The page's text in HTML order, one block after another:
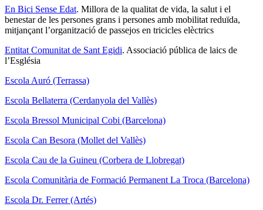
En Bici Sense Edat. Millora de la qualitat de vida, la salut i el
benestar de les persones grans i persones amb mobilitat reduïda,
mitjançant l’organització de passejos en tricicles elèctrics
Entitat Comunitat de Sant Egidi. Associació pública de laics de
l’Església
Escola Auró (Terrassa)
Escola Bellaterra (Cerdanyola del Vallès)
Escola Bressol Municipal Cobi (Barcelona)
Escola Can Besora (Mollet del Vallès)
Escola Cau de la Guineu (Corbera de Llobregat)
Escola Comunitària de Formació Permanent La Troca (Barcelona)
Escola Dr. Ferrer (Artés)